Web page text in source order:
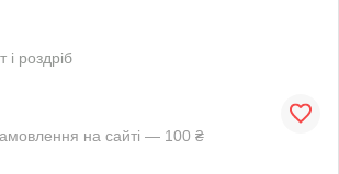
і роздріб
на сайті — 100 ₴